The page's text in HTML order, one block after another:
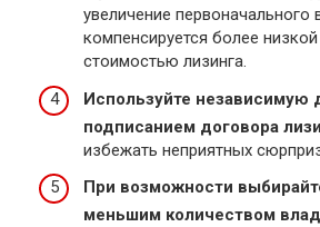
увеличение первоначального
компенсируется более
стоимостью лизинга.
Используйте независимую
подписанием договора
избежать неприятных
При возможности
меньшим количеством